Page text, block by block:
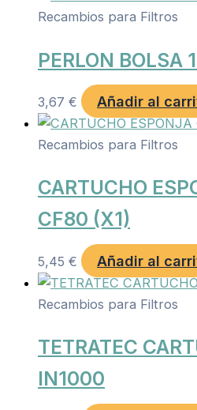
Recambios para Filtros
PERLON BOLSA
3,67 € Añadir al
Recambios para Filtros
CARTUCHO
CF80 (X1)
5,45 € Añadir al
Recambios para Filtros
TETRATEC
IN1000